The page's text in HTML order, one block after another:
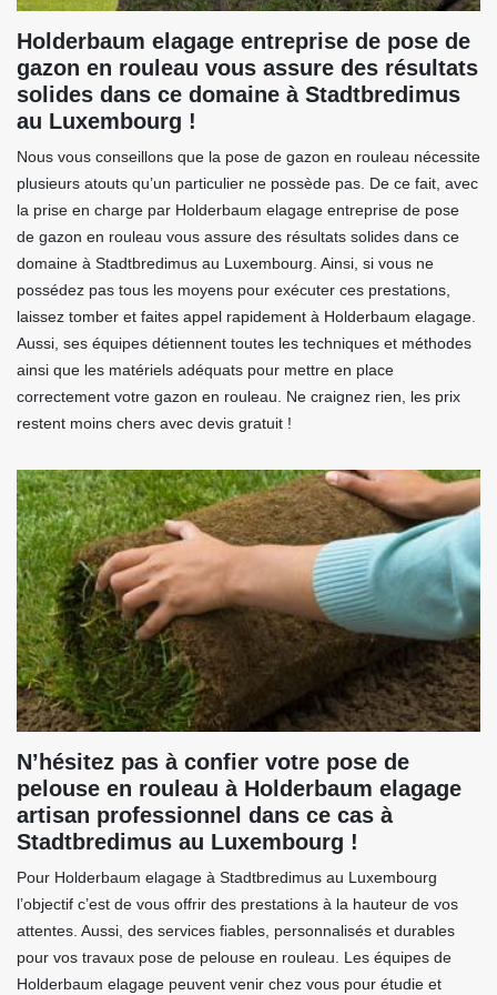
Holderbaum elagage entreprise de pose de
gazon en rouleau vous assure des résultats
solides dans ce domaine à Stadtbredimus
au Luxembourg !
Nous vous conseillons que la pose de gazon en rouleau nécessite
plusieurs atouts qu’un particulier ne possède pas. De ce fait, avec
la prise en charge par Holderbaum elagage entreprise de pose
de gazon en rouleau vous assure des résultats solides dans ce
domaine à Stadtbredimus au Luxembourg. Ainsi, si vous ne
possédez pas tous les moyens pour exécuter ces prestations,
laissez tomber et faites appel rapidement à Holderbaum elagage.
Aussi, ses équipes détiennent toutes les techniques et méthodes
ainsi que les matériels adéquats pour mettre en place
correctement votre gazon en rouleau. Ne craignez rien, les prix
restent moins chers avec devis gratuit !
N’hésitez pas à confier votre pose de
pelouse en rouleau à Holderbaum elagage
artisan professionnel dans ce cas à
Stadtbredimus au Luxembourg !
Pour Holderbaum elagage à Stadtbredimus au Luxembourg
l’objectif c’est de vous offrir des prestations à la hauteur de vos
attentes. Aussi, des services fiables, personnalisés et durables
pour vos travaux pose de pelouse en rouleau. Les équipes de
Holderbaum elagage peuvent venir chez vous pour étudie et